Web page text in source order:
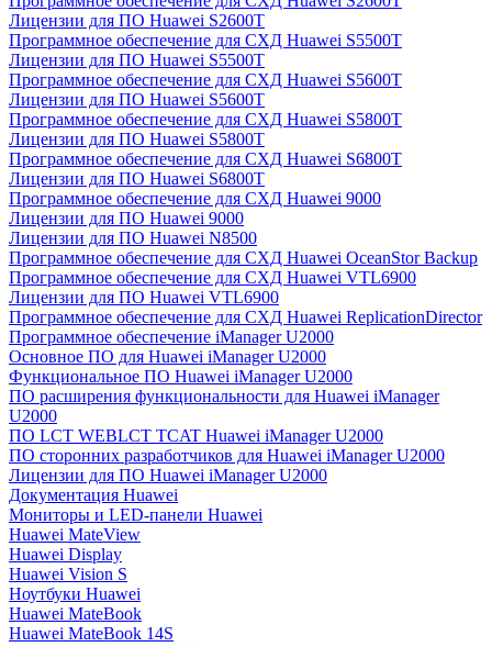
Лицензии для ПО Huawei S2600T
Программное обеспечение для СХД Huawei S5500T
Лицензии для ПО Huawei S5500T
Программное обеспечение для СХД Huawei S5600T
Лицензии для ПО Huawei S5600T
Программное обеспечение для СХД Huawei S5800T
Лицензии для ПО Huawei S5800T
Программное обеспечение для СХД Huawei S6800T
Лицензии для ПО Huawei S6800T
Программное обеспечение для СХД Huawei 9000
Лицензии для ПО Huawei 9000
Лицензии для ПО Huawei N8500
Программное обеспечение для СХД Huawei OceanStor Backup
Программное обеспечение для СХД Huawei VTL6900
Лицензии для ПО Huawei VTL6900
Программное обеспечение для СХД Huawei ReplicationDirector
Программное обеспечение iManager U2000
Основное ПО для Huawei iManager U2000
Функциональное ПО Huawei iManager U2000
ПО расширения функциональности для Huawei iManager
U2000
ПО LCT WEBLCT TCAT Huawei iManager U2000
ПО сторонних разработчиков для Huawei iManager U2000
Лицензии для ПО Huawei iManager U2000
Документация Huawei
Мониторы и LED-панели Huawei
Huawei MateView
Huawei Display
Huawei Vision S
Ноутбуки Huawei
Huawei MateBook
Huawei MateBook 14S